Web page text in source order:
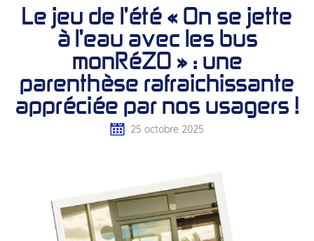
Le jeu de l’été « On se jette
à l’eau avec les bus
monRéZO » : une
parenthèse rafraichissante
appréciée par nos usagers !
25 octobre 2025